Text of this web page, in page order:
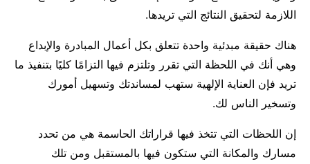
اللازمة لتحقيق النتائج التي تريدها.
هناك حقيقة مبدئية واحدة تتعلق بكل أعمال المبادرة والإبداع
وهي أنك في اللحظة التي تقرر وتلتزم فيها التزامًا كليًا بتنفيذ ما
تريد فإن العناية الإلهية ستهب لمساندتك وتسهيل أمورك
وتسخير الناس لك.
إن اللحظات التي تتخذ فيها قراراتك الحاسمة هي من تحدد
مسارك والمكانة التي ستكون فيها بالمستقبل ومن تلك